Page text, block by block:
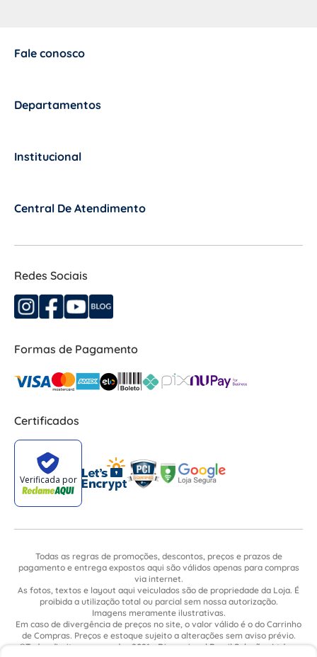
Fale conosco
Departamentos
Institucional
Central De Atendimento
Redes Sociais
Formas de Pagamento
Certificados
Todas as regras de promoções, descontos, preços e prazos de
pagamento e entrega expostos aqui são válidos apenas para compras
via internet.
As fotos, textos e layout aqui veiculados são de propriedade da Loja. É
proibida a utilização total ou parcial sem nossa autorização.
Imagens meramente ilustrativas.
Em caso de divergência de preços no site, o valor válido é o do Carrinho
de Compras. Preços e estoque sujeito a alterações sem aviso prévio.
©Todos direitos reservados 2021 - Dimensional Brasil Soluções Ltda. -